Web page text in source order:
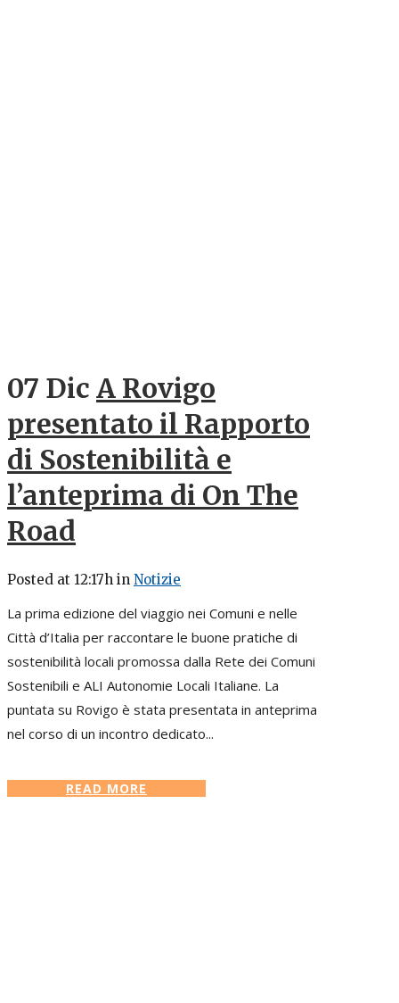
07 Dic A Rovigo
presentato il Rapporto
di Sostenibilità e
l’anteprima di On The
Road
Posted at 12:17h in Notizie
La prima edizione del viaggio nei Comuni e nelle
Città d’Italia per raccontare le buone pratiche di
sostenibilità locali promossa dalla Rete dei Comuni
Sostenibili e ALI Autonomie Locali Italiane. La
puntata su Rovigo è stata presentata in anteprima
nel corso di un incontro dedicato...
READ MORE